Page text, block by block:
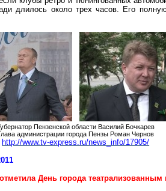
длилось около трех часов. Его
Пензенской области Василий Бочкарев
администрации города Пензы Роман Чернов
http://www.tv-express.ru/news_info/17905/
День города театрализованным